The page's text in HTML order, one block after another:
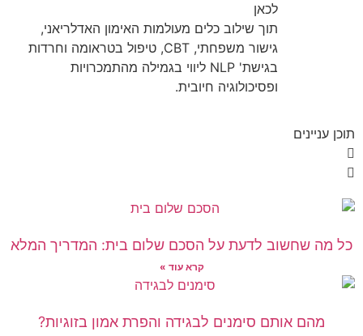
כל מה שחשוב לדעת על הסכם שלום בית: המדריך המלא
קרא עוד »
מהם אותם סימנים לבגידה והפרת אמון בזוגיות?
לכאן
תוך שילוב כלים מעולמות האימון האדלריאני,
גישור משפחתי, CBT, טיפול בטראומה וחרדות
בגישת' NLP ליווי בגמילה מהתמכרויות
ופסיכולוגיה חיובית.
תוכן עניינים